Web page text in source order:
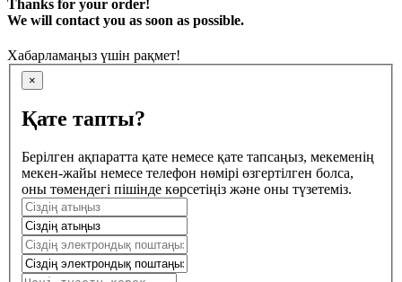
Thanks for your order!
We will contact you as soon as possible.
Хабарламаңыз үшін рақмет!
×
Қате тапты?
Берілген ақпаратта қате немесе қате тапсаңыз, мекеменің
мекен-жайы немесе телефон нөмірі өзгертілген болса,
оны төмендегі пішінде көрсетіңіз және оны түзетеміз.